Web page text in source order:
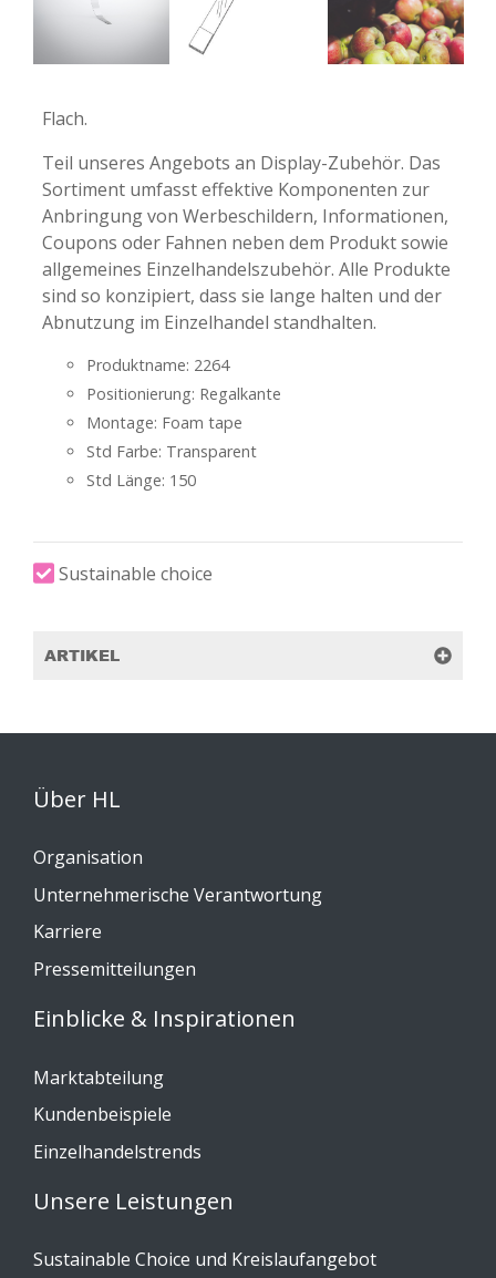
Flach.
Teil unseres Angebots an Display-Zubehör. Das
Sortiment umfasst effektive Komponenten zur
Anbringung von Werbeschildern, Informationen,
Coupons oder Fahnen neben dem Produkt sowie
allgemeines Einzelhandelszubehör. Alle Produkte
sind so konzipiert, dass sie lange halten und der
Abnutzung im Einzelhandel standhalten.
Produktname: 2264
Positionierung: Regalkante
Montage: Foam tape
Std Farbe: Transparent
Std Länge: 150
Sustainable choice
ARTIKEL
Über HL
Organisation
Unternehmerische Verantwortung
Karriere
Pressemitteilungen
Einblicke & Inspirationen
Marktabteilung
Kundenbeispiele
Einzelhandelstrends
Unsere Leistungen
Sustainable Choice und Kreislaufangebot